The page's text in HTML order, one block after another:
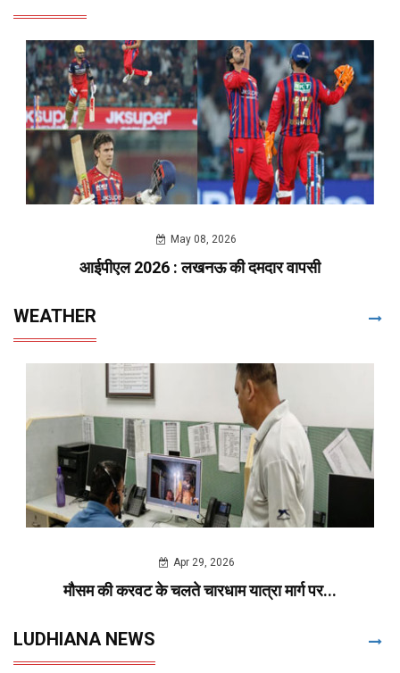
May 08, 2026
आईपीएल 2026 : लखनऊ की दमदार वापसी
WEATHER
Apr 29, 2026
मौसम की करवट के चलते चारधाम यात्रा मार्ग पर...
LUDHIANA NEWS